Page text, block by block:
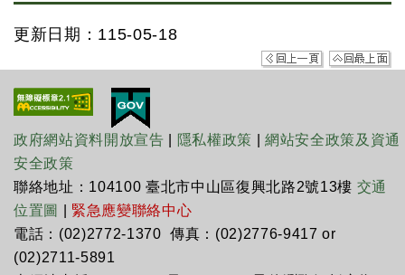
更新日期：115-05-18
政府網站資料開放宣告 隱私權政策 |網站安全政策及資通
安全政策
聯絡地址：104100 臺北市中山區復興北路2號13樓 交通
位置圖
緊急應變聯絡中心
電話：(02)2772-1370 傳真：(02)2776-9417 or
(02)2711-5891